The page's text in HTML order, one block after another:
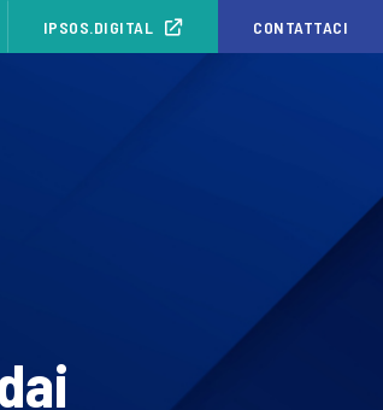
IPSOS.DIGITAL CONTATTACI